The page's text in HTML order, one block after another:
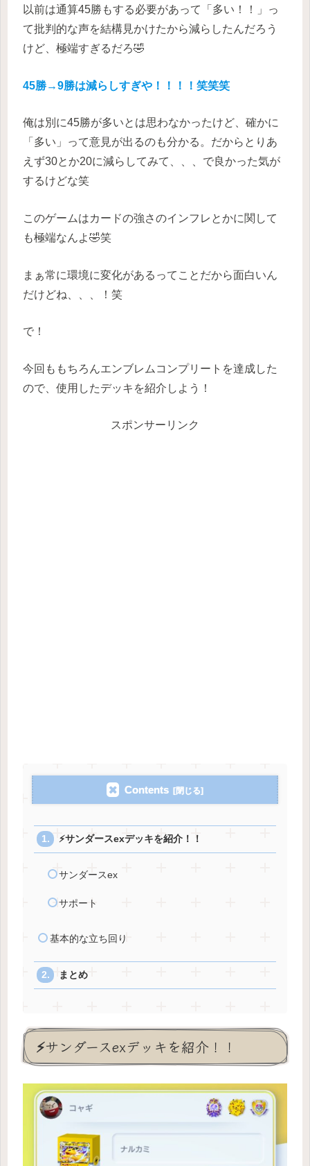
以前は通算45勝もする必要があって「多い！！」っ
て批判的な声を結構見かけたから減らしたんだろう
けど、極端すぎるだろ🤣
45勝→9勝は減らしすぎや！！！！笑笑笑
俺は別に45勝が多いとは思わなかったけど、確かに
「多い」って意見が出るのも分かる。だからとりあ
えず30とか20に減らしてみて、、、で良かった気が
するけどな笑
このゲームはカードの強さのインフレとかに関して
も極端なんよ🤣笑
まぁ常に環境に変化があるってことだから面白いん
だけどね、、、！笑
で！
今回ももちろんエンブレムコンプリートを達成した
ので、使用したデッキを紹介しよう！
スポンサーリンク
Contents
⚡️サンダースexデッキを紹介！！
サンダースex
サポート
基本的な立ち回り
まとめ
⚡️サンダースexデッキを紹介！！